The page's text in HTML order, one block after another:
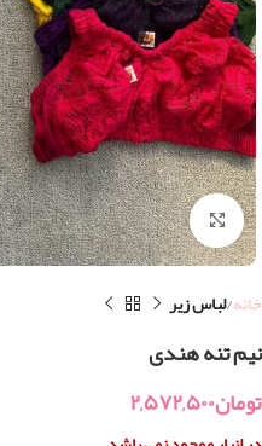
بزرگنمایی تصویر
خانه لباس زیر
نیم تنه هندی
تومان۲,۵۷۲,۵۰۰